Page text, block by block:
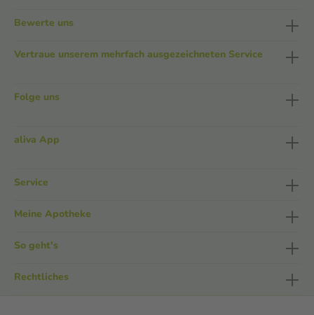
Bewerte uns
Vertraue unserem mehrfach ausgezeichneten Service
Folge uns
aliva App
Service
Meine Apotheke
So geht's
Rechtliches